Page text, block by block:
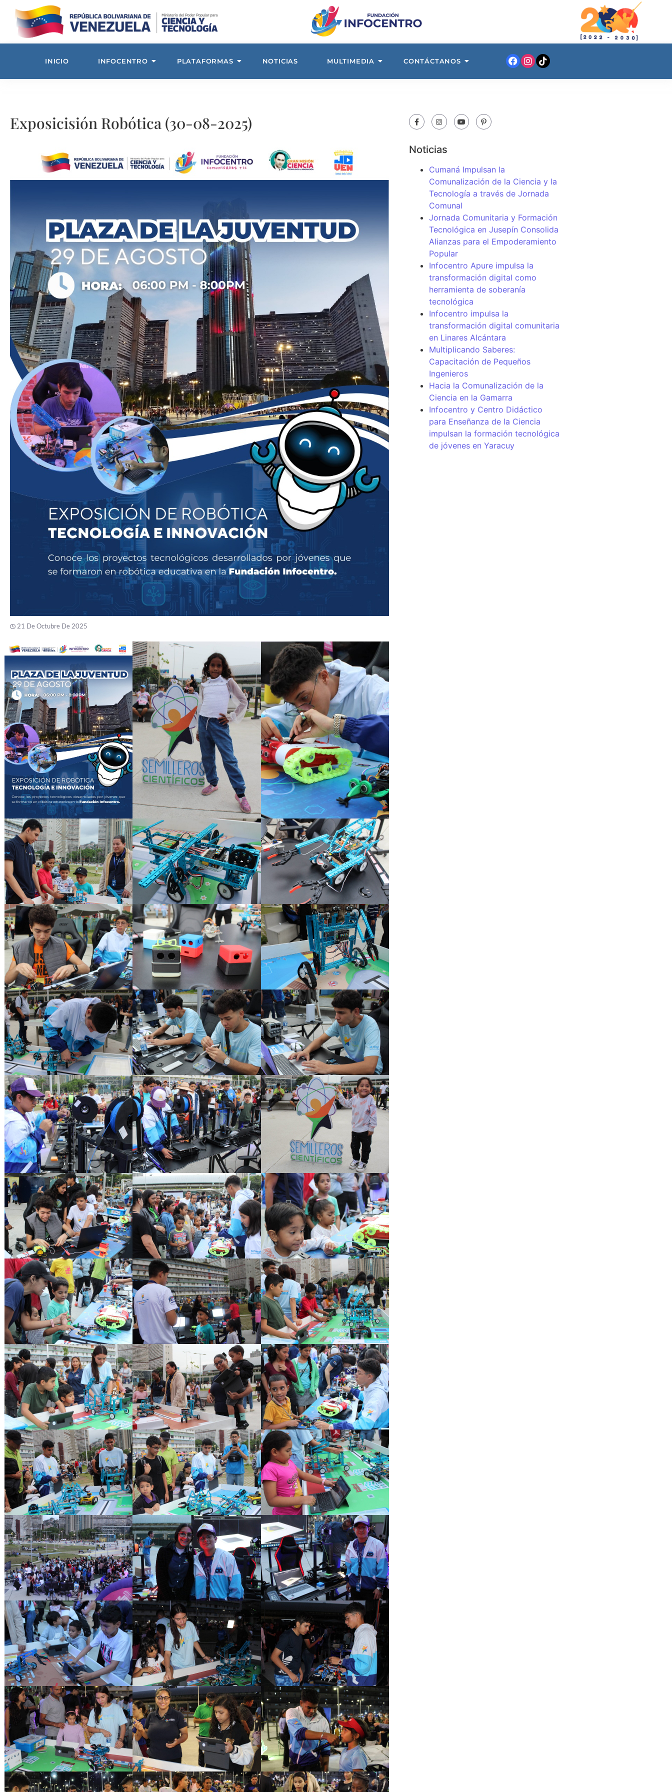
INICIO INFOCENTRO PLATAFORMAS NOTICIAS MULTIMEDIA CONTÁCTANOS
Exposicisión Robótica (30-08-2025)
21 De Octubre De 2025
Noticias
Cumaná Impulsan la
Comunalización de la Ciencia y la
Tecnología a través de Jornada
Comunal
Jornada Comunitaria y Formación
Tecnológica en Jusepín Consolida
Alianzas para el Empoderamiento
Popular
Infocentro Apure impulsa la
transformación digital como
herramienta de soberanía
tecnológica
Infocentro impulsa la
transformación digital comunitaria
en Linares Alcántara
Multiplicando Saberes:
Capacitación de Pequeños
Ingenieros
Hacia la Comunalización de la
Ciencia en la Gamarra
Infocentro y Centro Didáctico
para Enseñanza de la Ciencia
impulsan la formación tecnológica
de jóvenes en Yaracuy